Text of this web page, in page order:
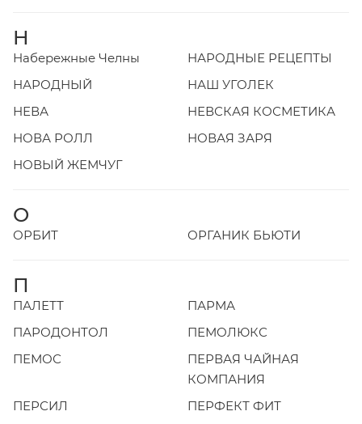
Н
Набережные Челны
НАРОДНЫЕ РЕЦЕПТЫ
НАРОДНЫЙ
НАШ УГОЛЕК
НЕВА
НЕВСКАЯ КОСМЕТИКА
НОВА РОЛЛ
НОВАЯ ЗАРЯ
НОВЫЙ ЖЕМЧУГ
О
ОРБИТ ОРГАНИК БЬЮТИ
П
ПАЛЕТТ
ПАРМА
ПАРОДОНТОЛ
ПЕМОЛЮКС
ПЕМОС
ПЕРВАЯ ЧАЙНАЯ
КОМПАНИЯ
ПЕРСИЛ
ПЕРФЕКТ ФИТ